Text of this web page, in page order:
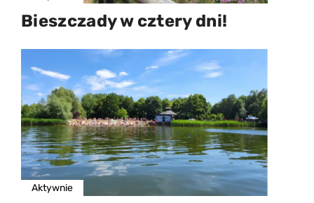
Bieszczady w cztery dni!
Aktywnie